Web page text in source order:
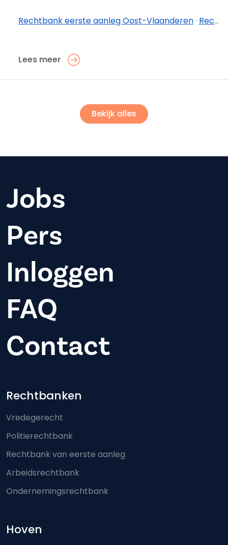
Rechtbank eerste aanleg Oost-Vlaanderen· Rechtbank eerste aanleg Oost-Vlaanderen - afdeling Oudenaarde
Lees meer
Bekijk alles
Jobs
Pers
Inloggen
FAQ
Contact
Footer-menu
Rechtbanken
Vredegerecht
Politierechtbank
Rechtbank van eerste aanleg
Arbeidsrechtbank
Ondernemingsrechtbank
Hoven